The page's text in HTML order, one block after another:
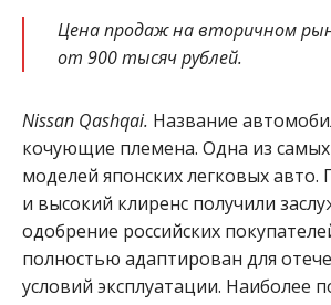
Цена продаж на вторичном
от 900 тысяч рублей.
Nissan Qashqai. Название
кочующие племена. Одна из
моделей японских легковых
и высокий клиренс получили
одобрение российских
полностью адаптирован для
условий эксплуатации. Наиболее